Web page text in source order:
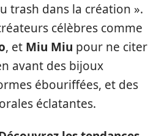
trash dans la création ».
célèbres comme
, et Miu Miu pour ne citer
avant des bijoux
ébouriffées, et des
éclatantes.